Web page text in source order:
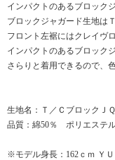
インパクトのあるブロック
ブロックジャガード生地は
フロント左裾にはクレイヴ
インパクトのあるブロック
さらりと着用できるので、
生地名：Ｔ／ＣブロックＪＱ
品質：綿50％ ポリエステ
※モデル身長：162ｃｍ ＹＵ